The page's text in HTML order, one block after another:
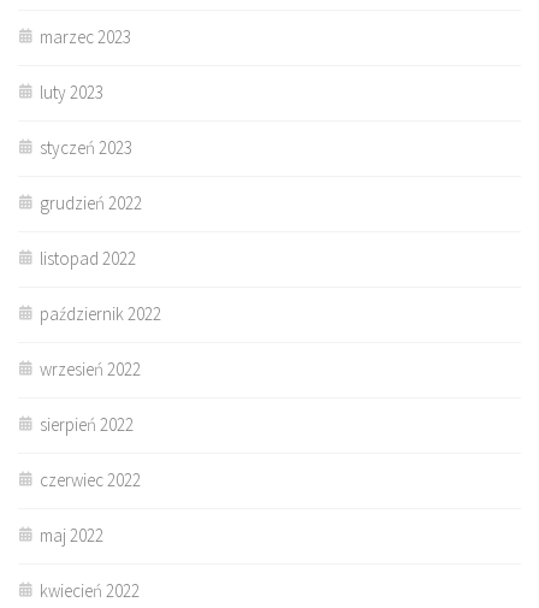
marzec 2023
luty 2023
styczeń 2023
grudzień 2022
listopad 2022
październik 2022
wrzesień 2022
sierpień 2022
czerwiec 2022
maj 2022
kwiecień 2022